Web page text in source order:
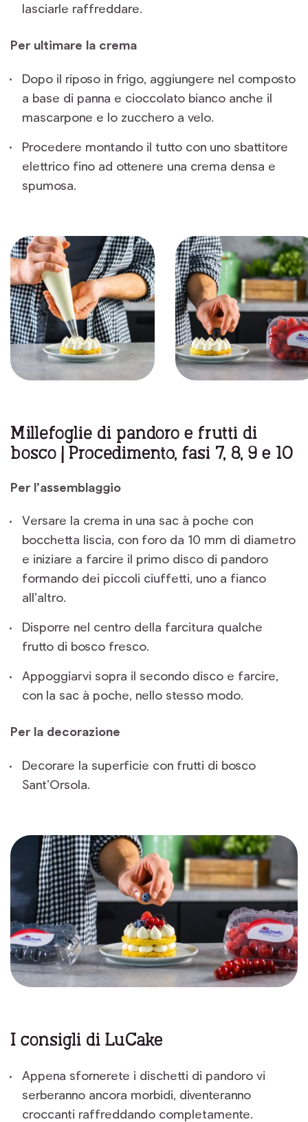
lasciarle raffreddare.
Per ultimare la crema
Dopo il riposo in frigo, aggiungere nel composto
a base di panna e cioccolato bianco anche il
mascarpone e lo zucchero a velo.
Procedere montando il tutto con uno sbattitore
elettrico fino ad ottenere una crema densa e
spumosa.
Millefoglie di pandoro e frutti di
bosco | Procedimento, fasi 7, 8, 9 e 10
Per l’assemblaggio
Versare la crema in una sac à poche con
bocchetta liscia, con foro da 10 mm di diametro
e iniziare a farcire il primo disco di pandoro
formando dei piccoli ciuffetti, uno a fianco
all’altro.
Disporre nel centro della farcitura qualche
frutto di bosco fresco.
Appoggiarvi sopra il secondo disco e farcire,
con la sac à poche, nello stesso modo.
Per la decorazione
Decorare la superficie con frutti di bosco
Sant’Orsola.
I consigli di LuCake
Appena sfornerete i dischetti di pandoro vi
serberanno ancora morbidi, diventeranno
croccanti raffreddando completamente.